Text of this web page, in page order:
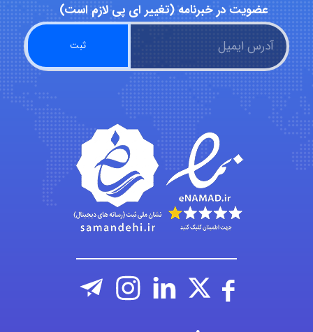
USER124
malekf
abolfazlkoshehe
abolfazlkoshehe
عضویت در خبرنامه (تغییر ای پی لازم است)